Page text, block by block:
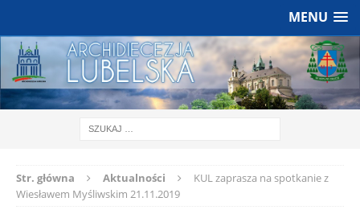
MENU
Str. główna Aktualności
KUL zaprasza na spotkanie z
Wiesławem Myśliwskim 21.11.2019